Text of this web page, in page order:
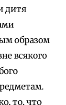
дитя
образом
всякого
то, что